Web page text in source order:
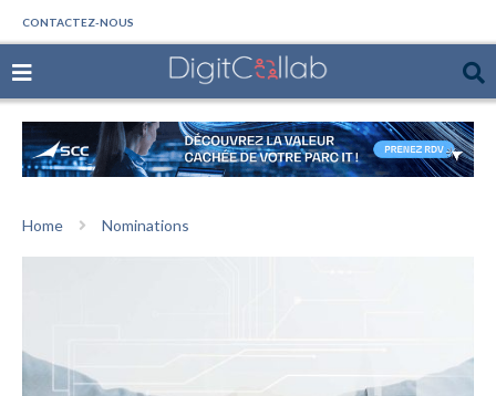
CONTACTEZ-NOUS
Home Nominations